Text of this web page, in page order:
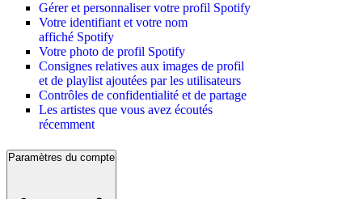
Gérer et personnaliser votre profil Spotify
Votre identifiant et votre nom
affiché Spotify
Votre photo de profil Spotify
Consignes relatives aux images de profil
et de playlist ajoutées par les utilisateurs
Contrôles de confidentialité et de partage
Les artistes que vous avez écoutés
récemment
Paramètres du compte